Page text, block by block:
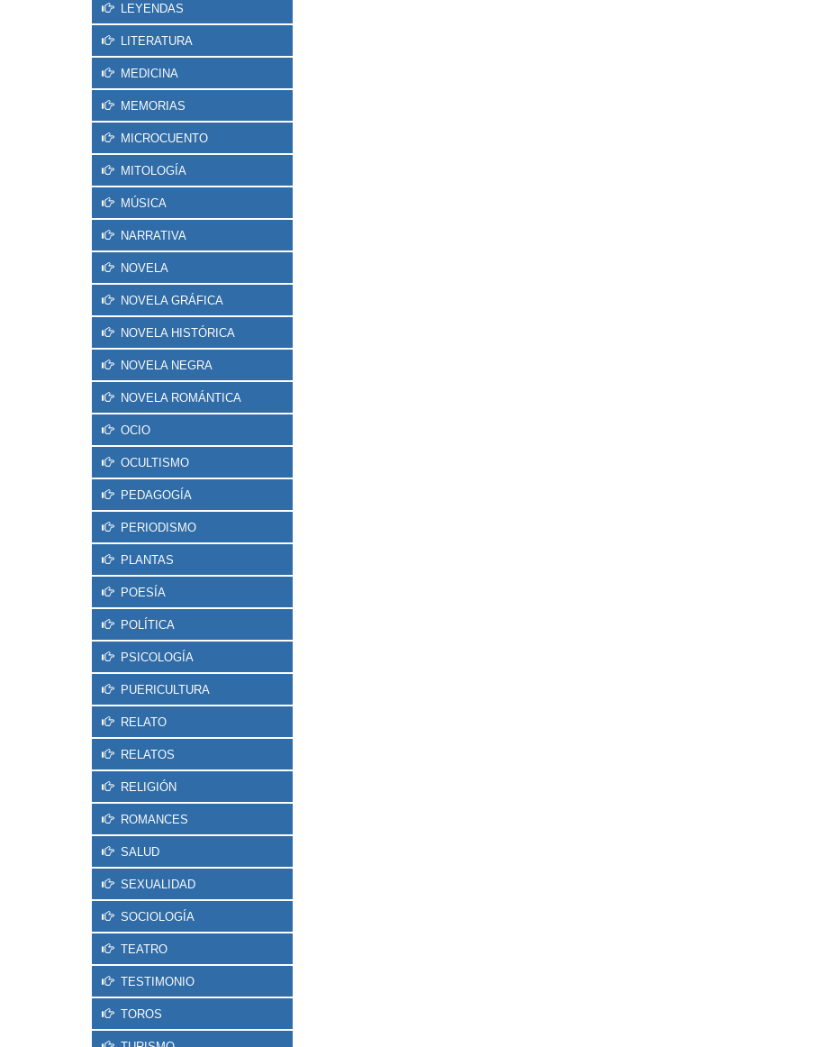
LEYENDAS
LITERATURA
MEDICINA
MEMORIAS
MICROCUENTO
MITOLOGÍA
MÚSICA
NARRATIVA
NOVELA
NOVELA GRÁFICA
NOVELA HISTÓRICA
NOVELA NEGRA
NOVELA ROMÁNTICA
OCIO
OCULTISMO
PEDAGOGÍA
PERIODISMO
PLANTAS
POESÍA
POLÍTICA
PSICOLOGÍA
PUERICULTURA
RELATO
RELATOS
RELIGIÓN
ROMANCES
SALUD
SEXUALIDAD
SOCIOLOGÍA
TEATRO
TESTIMONIO
TOROS